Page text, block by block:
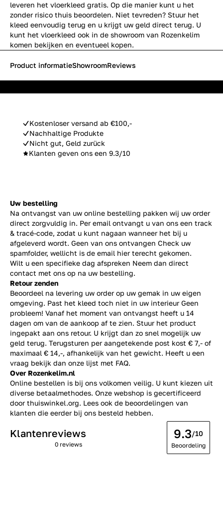
leveren het vloerkleed gratis. Op die manier kunt u het
zonder risico thuis beoordelen. Niet tevreden? Stuur het
kleed eenvoudig terug en u krijgt uw geld direct terug. U
kunt het vloerkleed ook in de showroom van Rozenkelim
komen bekijken en eventueel kopen.
Kostenloser versand ab €100,-
Nachhaltige Produkte
Nicht gut, Geld zurück
Klanten geven ons een 9.3/10
Product informatieShowroomReviews
Uw bestelling
Na ontvangst van uw online bestelling pakken wij uw order
direct zorgvuldig in. Per email ontvangt u van ons een track
& tracé-code, zodat u kunt nagaan wanneer het bij u
afgeleverd wordt. Geen van ons ontvangen Check uw
spamfolder, wellicht is de email hier terecht gekomen.
Wilt u een specifieke dag afspreken Neem dan direct
contact met ons op na uw bestelling.
Retour zenden
Beoordeel na levering uw order op uw gemak in uw eigen
omgeving. Past het kleed toch niet in uw interieur Geen
probleem! Vanaf het moment van ontvangst heeft u 14
dagen om van de aankoop af te zien. Stuur het product
ingepakt aan ons retour. U krijgt dan zo snel mogelijk uw
geld terug. Terugsturen per aangetekende post kost € 7,- of
maximaal € 14,-, afhankelijk van het gewicht. Heeft u een
vraag bekijk dan onze lijst met FAQ.
Over Rozenkelim.nl
Online bestellen is bij ons volkomen veilig. U kunt kiezen uit
diverse betaalmethodes. Onze webshop is gecertificeerd
door thuiswinkel.org. Lees ook de beoordelingen van
klanten die eerder bij ons besteld hebben.
Klantenreviews
0 reviews
9.3/10
Beoordeling